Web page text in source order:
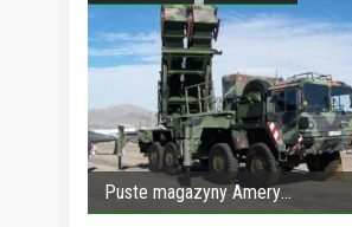
Puste magazyny Amery